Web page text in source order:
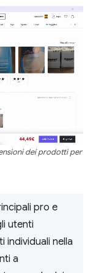
dei prodotti per
pro e
utenti
individuali nella
a